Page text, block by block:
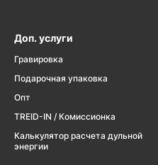
Доп. услуги
Гравировка
Подарочная упаковка
Опт
TREID-IN / Комиссионка
Калькулятор расчета дульной
энергии